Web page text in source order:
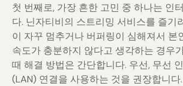
첫 번째로, 가장 흔한 고민 중 하나는 인
다. 닌자티비의 스트리밍 서비스를 즐기
이 자꾸 멈추거나 버퍼링이 심해져서 본
속도가 충분하지 않다고 생각하는 경우
때 해결 방법은 간단합니다. 우선, 무선
(LAN) 연결을 사용하는 것을 권장합니다